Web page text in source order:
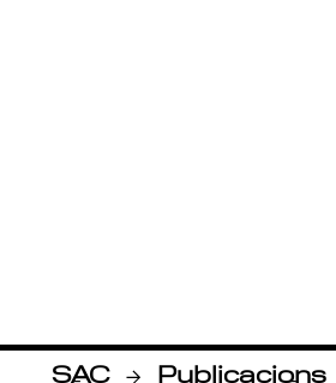
SAC Publicacions